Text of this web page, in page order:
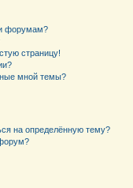
форумам?
страницу!
мной темы?
на определённую тему?